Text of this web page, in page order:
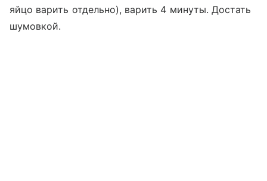
яйцо варить отдельно), варить 4 минуты. Достать
шумовкой.